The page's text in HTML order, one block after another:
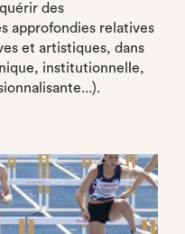
des
approfondies relatives
et artistiques, dans
institutionnelle,